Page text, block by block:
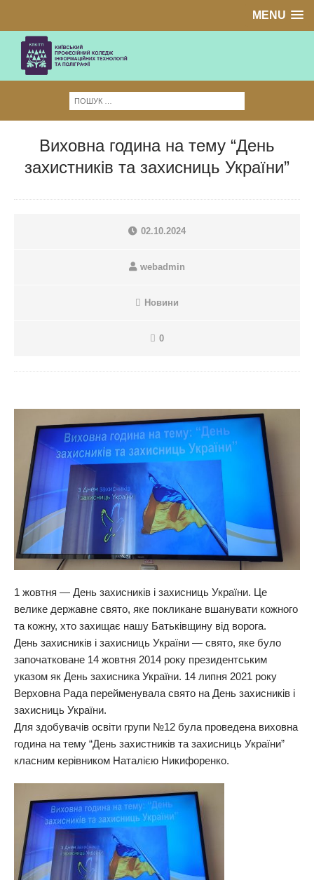
MENU
Виховна година на тему “День
захистників та захисниць України”
02.10.2024
webadmin
Новини
0
1 жовтня — День захисників і захисниць України. Це
велике державне свято, яке покликане вшанувати кожного
та кожну, хто захищає нашу Батьківщину від ворога.
День захисників і захисниць України — свято, яке було
започатковане 14 жовтня 2014 року президентським
указом як День захисника України. 14 липня 2021 року
Верховна Рада перейменувала свято на День захисників і
захисниць України.
Для здобувачів освіти групи №12 була проведена виховна
година на тему “День захистників та захисниць України”
класним керівником Наталією Никифоренко.